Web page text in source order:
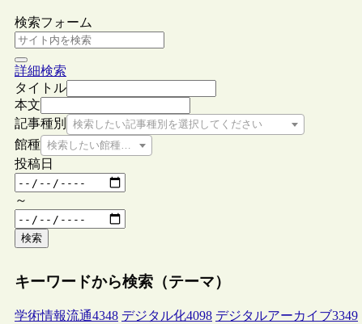
検索フォーム
詳細検索
タイトル
本文
記事種別
検索したい記事種別を選択してください
館種 検索したい館種を選択してください
投稿日
～
検索
キーワードから検索（テーマ）
学術情報流通4348 デジタル化4098 デジタルアーカイブ3349